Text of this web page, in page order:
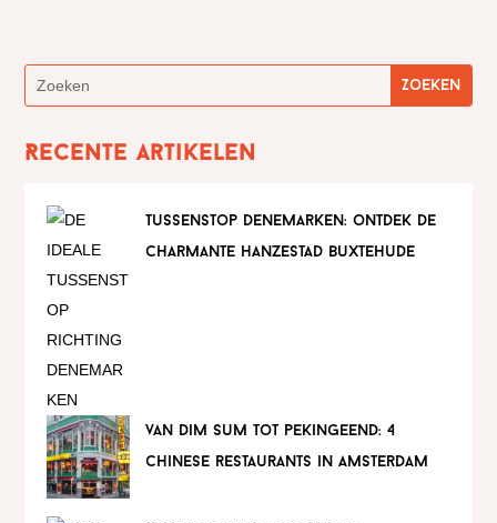
Recente artikelen
tussenstop denemarken: ontdek de
charmante hanzestad buxtehude
van dim sum tot pekingeend: 4
chinese restaurants in amsterdam